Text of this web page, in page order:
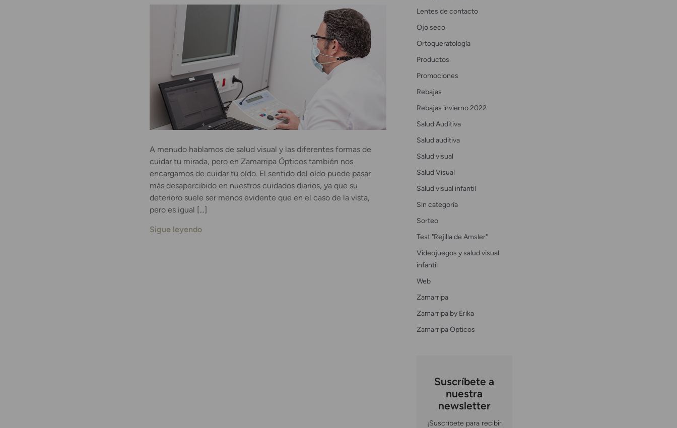
A menudo hablamos de salud visual y las diferentes formas de
cuidar tu mirada, pero en Zamarripa Ópticos también nos
encargamos de cuidar tu oído. El sentido del oído puede pasar
más desapercibido en nuestros cuidados diarios, ya que su
deterioro suele ser menos evidente que en el caso de la vista,
pero es igual […]
Sigue leyendo
Lentes de contacto
Ojo seco
Ortoqueratología
Productos
Promociones
Rebajas
Rebajas invierno 2022
Salud Auditiva
Salud auditiva
Salud visual
Salud Visual
Salud visual infantil
Sin categoría
Sorteo
Test "Rejilla de Amsler"
Videojuegos y salud visual
infantil
Web
Zamarripa
Zamarripa by Erika
Zamarripa Ópticos
Suscríbete a
nuestra
newsletter
¡Suscríbete para recibir